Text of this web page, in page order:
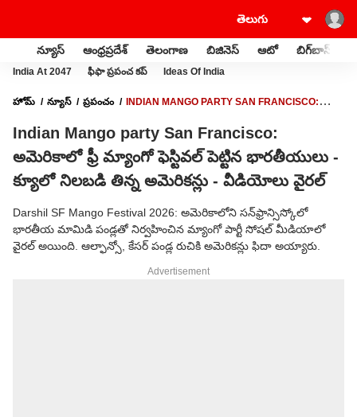
న్యూస్ ఆంధ్రప్రదేశ్ తెలంగాణ బిజినెస్ ఆటో బిగ్‌బాస్
India At 2047 ఫీఫా ప్రపంచ కప్ Ideas Of India
హోమ్ న్యూస్ ప్రపంచం
INDIAN MANGO PARTY SAN FRANCISCO:
వీడియోలు వైరల్
Indian Mango party San Francisco:
అమెరికాలో ఫ్రీ మ్యాంగో ఫెస్టివల్ పెట్టిన భారతీయులు -
క్యూలో నిలబడి తిన్న అమెరికన్లు - వీడియోలు వైరల్
Darshil SF Mango Festival 2026: అమెరికాలోని సన్‌ఫ్రాన్సిస్కోలో
భారతీయ మామిడి పండ్లతో నిర్వహించిన మ్యాంగో పార్టీ సోషల్ మీడియాలో
వైరల్ అయింది. ఆల్ఫాన్సో, కేసర్ పండ్ల రుచికి అమెరికన్లు ఫిదా అయ్యారు.
Advertisement